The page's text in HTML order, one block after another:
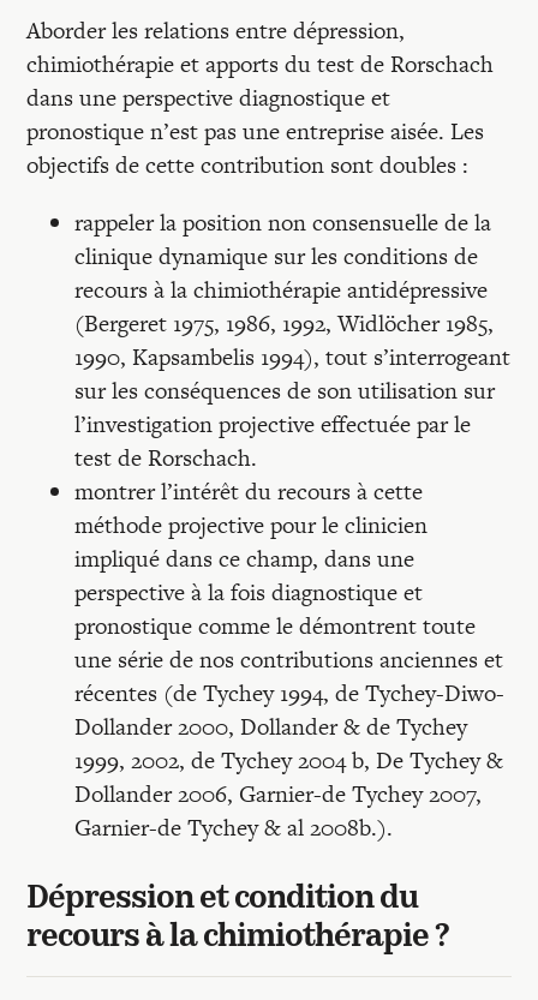
Recherches
Entretiens
Revues
Colloque
Mon panier
Mon compte
Aborder les relations entre dépression,
chimiothérapie et apports du test de Rorschach
dans une perspective diagnostique et
pronostique n’est pas une entreprise aisée. Les
objectifs de cette contribution sont doubles :
rappeler la position non consensuelle de la
clinique dynamique sur les conditions de
recours à la chimiothérapie antidépressive
(Bergeret 1975, 1986, 1992, Widlöcher 1985,
1990, Kapsambelis 1994), tout s’interrogeant
sur les conséquences de son utilisation sur
l’investigation projective effectuée par le
test de Rorschach.
montrer l’intérêt du recours à cette
méthode projective pour le clinicien
impliqué dans ce champ, dans une
perspective à la fois diagnostique et
pronostique comme le démontrent toute
une série de nos contributions anciennes et
récentes (de Tychey 1994, de Tychey-Diwo-
Dollander 2000, Dollander & de Tychey
1999, 2002, de Tychey 2004 b, De Tychey &
Dollander 2006, Garnier-de Tychey 2007,
Garnier-de Tychey & al 2008b.).
Dépression et condition du
recours à la chimiothérapie ?